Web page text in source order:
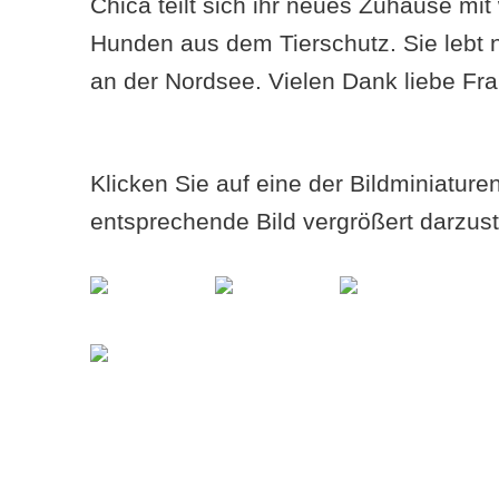
Hunden aus dem Tierschutz. Sie lebt
an der Nordsee. Vielen Dank liebe
Klicken Sie auf eine der
entsprechende Bild vergrößert